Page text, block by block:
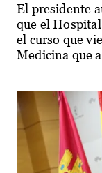
El presidente
que el
el curso que
Medicina que